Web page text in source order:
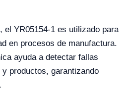
el YR05154-1 es utilizado para
en procesos de manufactura.
ayuda a detectar fallas
productos, garantizando